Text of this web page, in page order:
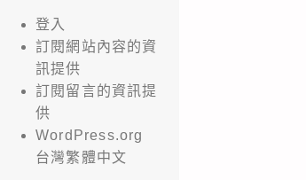
登入
訂閱網站內容的資
訊提供
訂閱留言的資訊提
供
WordPress.org
台灣繁體中文